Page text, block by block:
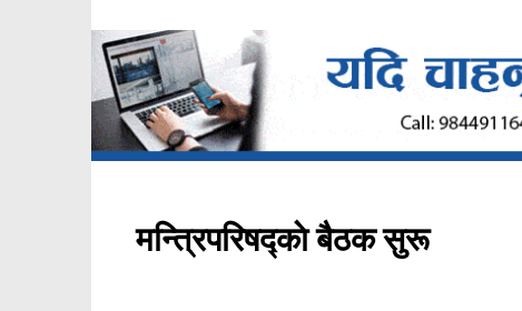
मन्त्रिपरिषद्काे बैठक सुरू